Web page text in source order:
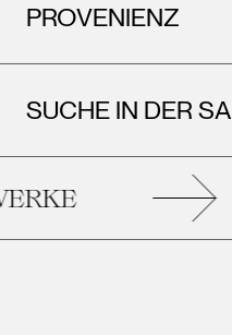
PROVENIENZ
SUCHE IN DER